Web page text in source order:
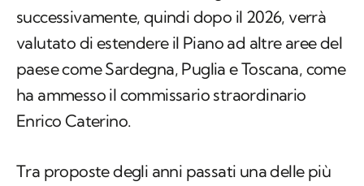
successivamente, quindi dopo il 2026, verrà
valutato di estendere il Piano ad altre aree del
paese come Sardegna, Puglia e Toscana, come
ha ammesso il commissario straordinario
Enrico Caterino.
Tra proposte degli anni passati una delle più